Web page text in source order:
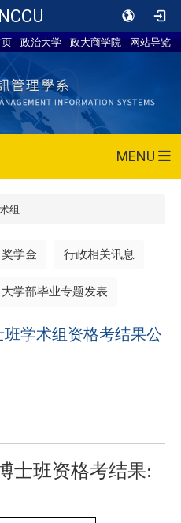
NCCU
政治大学 政大商学院 网站导览
MENU
组
奖学金 行政相关讯息
大学部毕业专题发表
学术组资格考结果公
士班资格考结果: